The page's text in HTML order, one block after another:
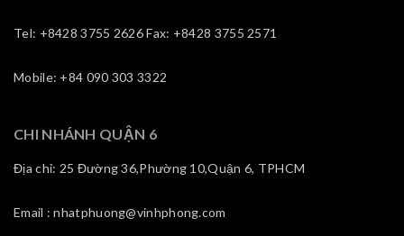
Tel: +8428 3755 2626 Fax: +8428 3755 2571
Mobile: +84 090 303 3322
CHI NHÁNH QUẬN 6
Địa chỉ: 25 Đường 36,Phường 10,Quận 6, TPHCM
Email : nhatphuong@vinhphong.com